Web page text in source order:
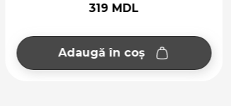
319 MDL
Adaugă în coș